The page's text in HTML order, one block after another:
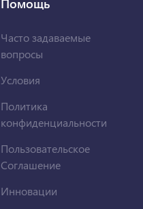
Помощь
Часто задаваемые
вопросы
Условия
Политика
конфиденциальности
Пользовательское
Соглашение
Инновации